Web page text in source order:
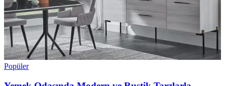
Popüler